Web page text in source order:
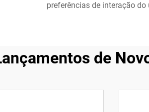
preferências de interação do
de